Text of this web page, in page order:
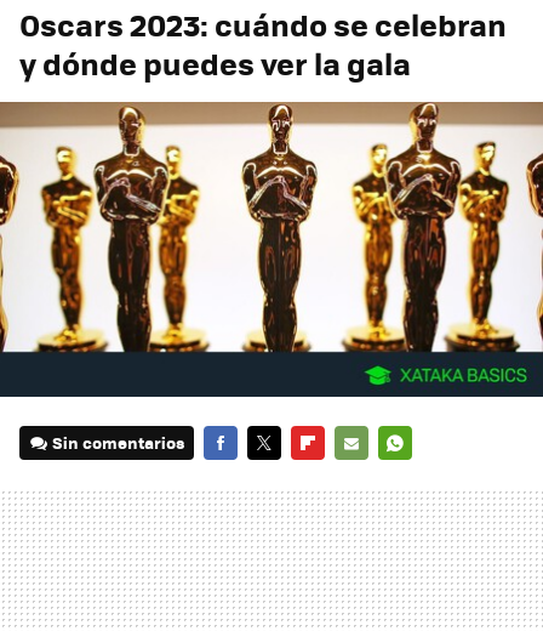
Oscars 2023: cuándo se celebran
y dónde puedes ver la gala
Sin comentarios
MAIL